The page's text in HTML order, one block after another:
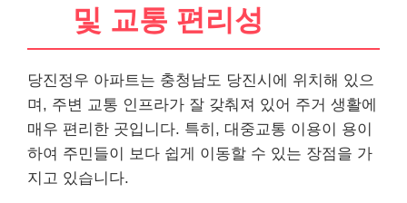
및 교통 편리성
당진정우 아파트는 충청남도 당진시에 위치해 있으
며, 주변 교통 인프라가 잘 갖춰져 있어 주거 생활에
매우 편리한 곳입니다. 특히, 대중교통 이용이 용이
하여 주민들이 보다 쉽게 이동할 수 있는 장점을 가
지고 있습니다.